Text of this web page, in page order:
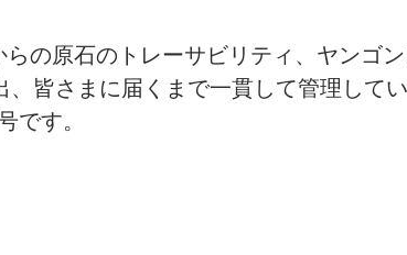
の原石のトレーサビリティ、ヤンゴ
皆さまに届くまで一貫して管理して
です。